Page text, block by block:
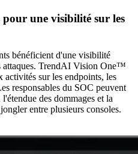
une visibilité sur les
bénéficient d'une visibilité
attaques. TrendAI Vision One™
activités sur les endpoints, les
responsables du SOC peuvent
des dommages et la
entre plusieurs consoles.